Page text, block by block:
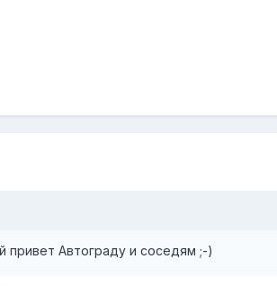
привет Автограду и соседям ;-)